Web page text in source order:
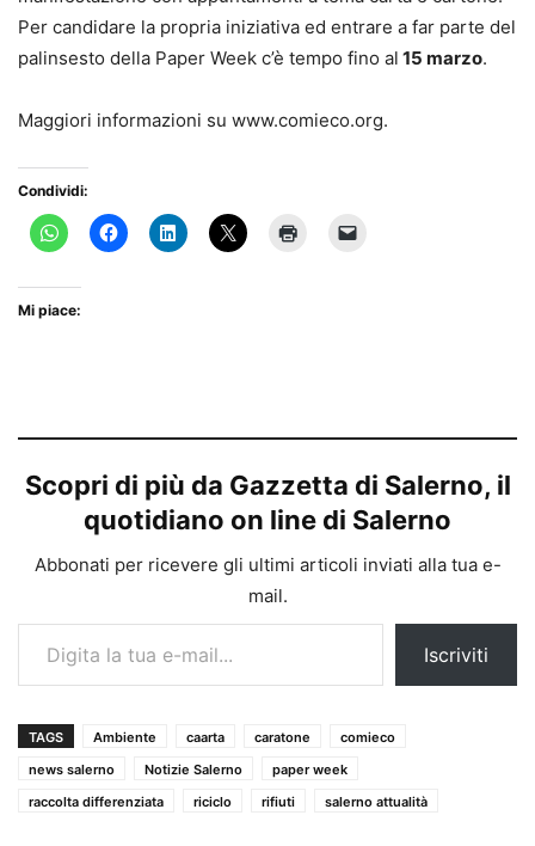
Per candidare la propria iniziativa ed entrare a far parte del
palinsesto della Paper Week c’è tempo fino al 15 marzo.
Maggiori informazioni su www.comieco.org.
Condividi:
Mi piace:
Scopri di più da Gazzetta di Salerno, il
quotidiano on line di Salerno
Abbonati per ricevere gli ultimi articoli inviati alla tua e-
mail.
Digita la tua e-mail...
Iscriviti
TAGS Ambiente caarta caratone
comieco
news salerno
Notizie Salerno
paper week
raccolta differenziata
riciclo rifiuti salerno attualità